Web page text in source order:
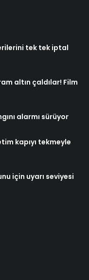
tek tek iptal
altın çaldılar! Film
alarmı sürüyor
kapıyı tekmeyle
için uyarı seviyesi